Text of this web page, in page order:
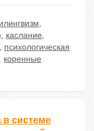
,
, каслание,
, психологическая
, коренные
в системе